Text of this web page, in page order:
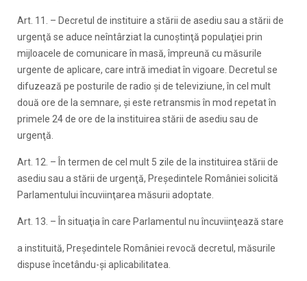
Art. 11. – Decretul de instituire a stării de asediu sau a stării de
urgenţă se aduce neîntârziat la cunoştinţă populaţiei prin
mijloacele de comunicare în masă, împreună cu măsurile
urgente de aplicare, care intră imediat în vigoare. Decretul se
difuzează pe posturile de radio şi de televiziune, în cel mult
două ore de la semnare, şi este retransmis în mod repetat în
primele 24 de ore de la instituirea stării de asediu sau de
urgenţă.
Art. 12. – În termen de cel mult 5 zile de la instituirea stării de
asediu sau a stării de urgenţă, Preşedintele României solicită
Parlamentului încuviinţarea măsurii adoptate.
Art. 13. – În situaţia în care Parlamentul nu încuviinţează stare
a instituită, Preşedintele României revocă decretul, măsurile
dispuse încetându-şi aplicabilitatea.